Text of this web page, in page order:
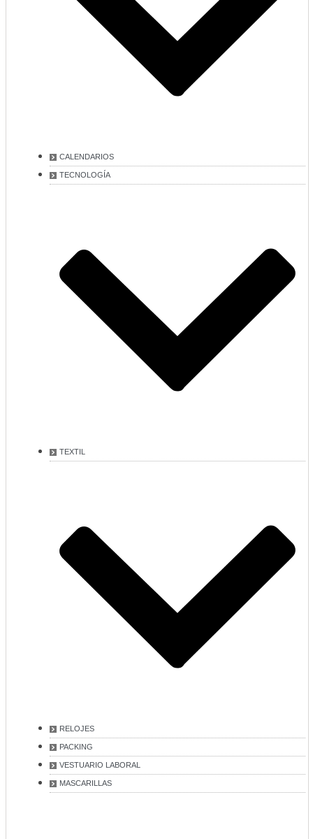
CALENDARIOS
TECNOLOGÍA
TEXTIL
RELOJES
PACKING
VESTUARIO LABORAL
MASCARILLAS